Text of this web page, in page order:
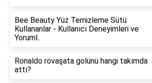
Bee Beauty Yüz Temizleme Sütü
Kullananlar - Kullanıcı Deneyimleri ve
Yoruml..
Ronaldo rövaşata golünü hangi takımda
attı?